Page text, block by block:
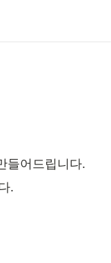
들어드립니다.
.